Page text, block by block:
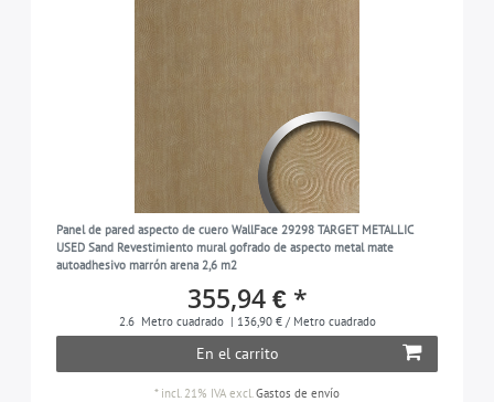
Panel de pared aspecto de cuero WallFace 29298 TARGET METALLIC
USED Sand Revestimiento mural gofrado de aspecto metal mate
autoadhesivo marrón arena 2,6 m2
355,94 € *
2.6 Metro cuadrado | 136,90 € / Metro cuadrado
En el carrito
* incl. 21% IVA excl. Gastos de envío